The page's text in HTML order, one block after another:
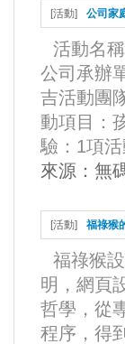
[活動] 公司家
活動名
公司承辦
吉活動團
動項目：
驗：1項活
來源： 無
[活動] 福祿猴
福祿猴
明，網頁
哲學，從
程序，得